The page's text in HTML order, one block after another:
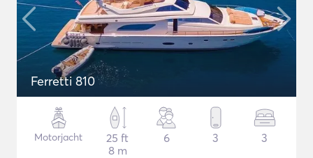
Ferretti 810
Motorjacht
25 ft
8 m
6 3 3